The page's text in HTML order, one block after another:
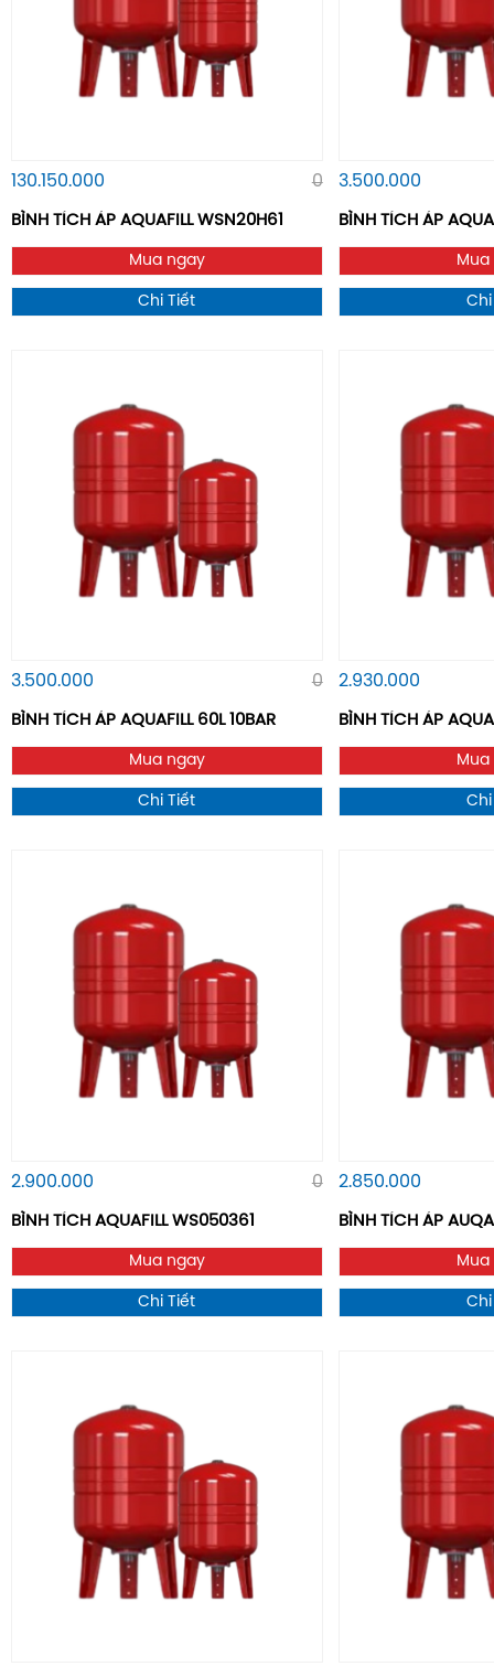
130.150.000 0
BÌNH TÍCH ÁP AQUAFILL WSN20H61
Mua ngay
Chi Tiết
3.500.000
BÌNH TÍCH ÁP
3.500.000 0
BÌNH TÍCH ÁP AQUAFILL 60L 10BAR
Mua ngay
Chi Tiết
2.930.000
BÌNH TÍCH ÁP
Mua
2.900.000 0
BÌNH TÍCH AQUAFILL WS050361
Mua ngay
Chi Tiết
2.850.000
BÌNH TÍCH ÁP
Mua